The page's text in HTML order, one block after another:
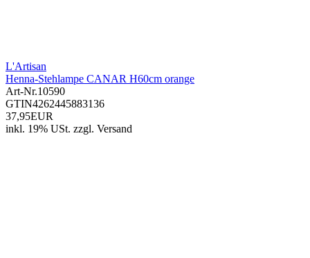
L'Artisan
Henna-Stehlampe CANAR H60cm orange
Art-Nr.10590
GTIN4262445883136
37,95EUR
inkl. 19% USt. zzgl. Versand